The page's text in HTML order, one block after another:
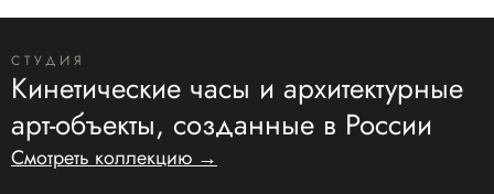
СТУДИЯ
Кинетические часы и архитектурные
арт-объекты, созданные в России
Смотреть коллекцию →